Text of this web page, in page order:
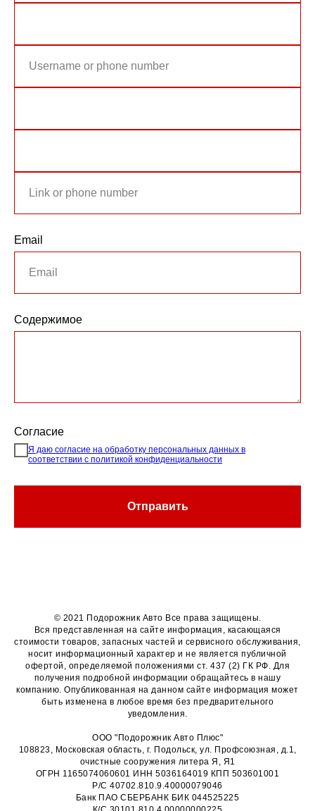
Email
Содержимое
Согласие
Я даю согласие на обработку персональных данных в
соответствии с политикой конфиденциальности
Отправить
© 2021 Подорожник Авто Все права защищены.
Вся представленная на сайте информация, касающаяся
стоимости товаров, запасных частей и сервисного обслуживания,
носит информационный характер и не является публичной
офертой, определяемой положениями ст. 437 (2) ГК РФ. Для
получения подробной информации обращайтесь в нашу
компанию. Опубликованная на данном сайте информация может
быть изменена в любое время без предварительного
уведомления.
ООО "Подорожник Авто Плюс"
108823, Московская область, г. Подольск, ул. Профсоюзная, д.1,
очистные сооружения литера Я, Я1
ОГРН 1165074060601 ИНН 5036164019 КПП 503601001
Р/С 40702.810.9.40000079046
Банк ПАО СБЕРБАНК БИК 044525225